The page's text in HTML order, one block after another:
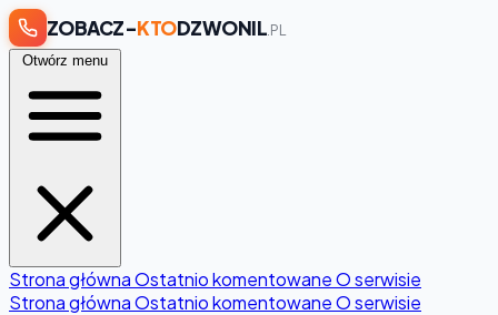
ZOBACZ-KTODZWONIL .PL
Otwórz menu
Strona głównaOstatnio komentowaneO serwisie
Strona głównaOstatnio komentowaneO serwisie